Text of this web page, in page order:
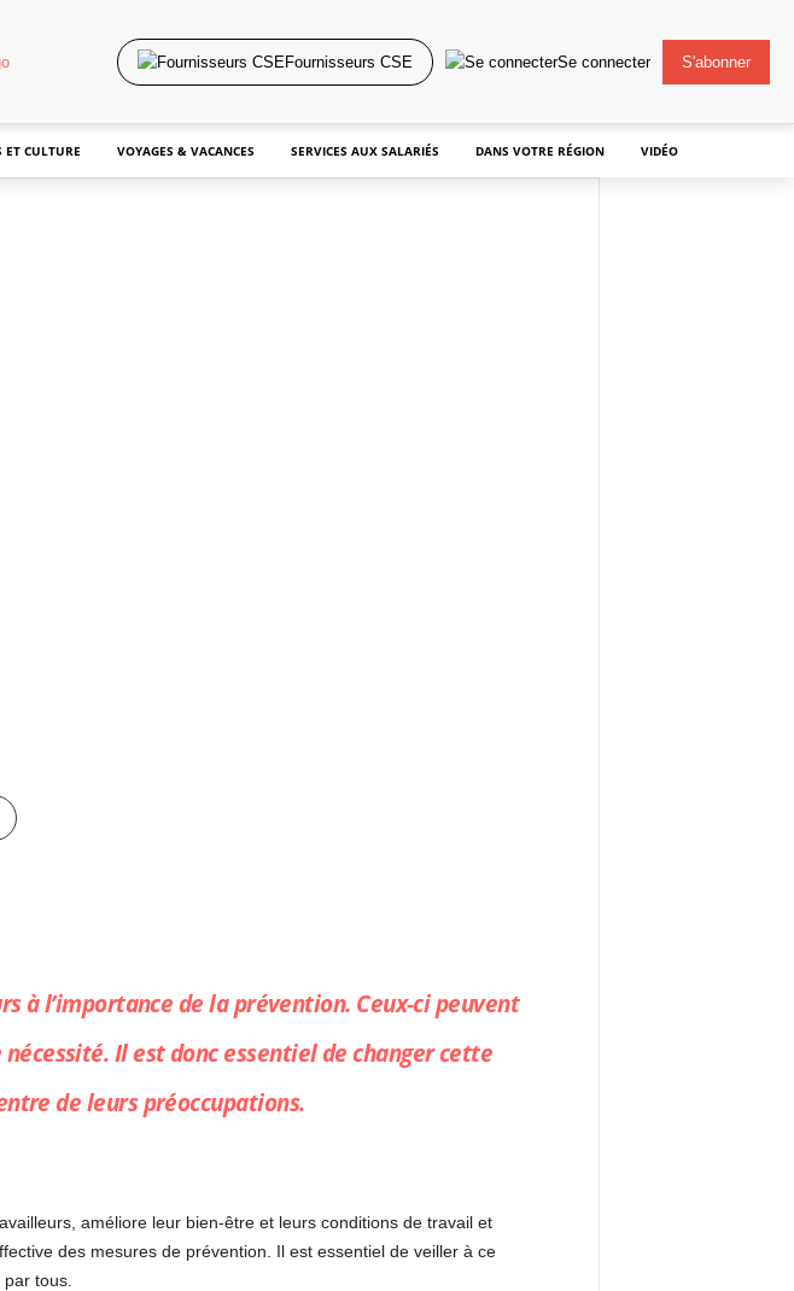
Fournisseurs CSE Se connecter S'abonner
ET CULTURE VOYAGES & VACANCES SERVICES AUX SALARIÉS DANS VOTRE RÉGION VIDÉO
à l’importance de la prévention. Ceux-ci peuvent
Il est donc essentiel de changer cette
de leurs préoccupations.
améliore leur bien-être et leurs conditions de travail et
des mesures de prévention. Il est essentiel de veiller à ce
tous.